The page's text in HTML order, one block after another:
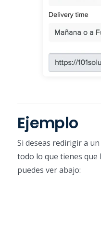
Ejemplo
Si deseas redirigir a
todo lo que tienes que
puedes ver abajo: